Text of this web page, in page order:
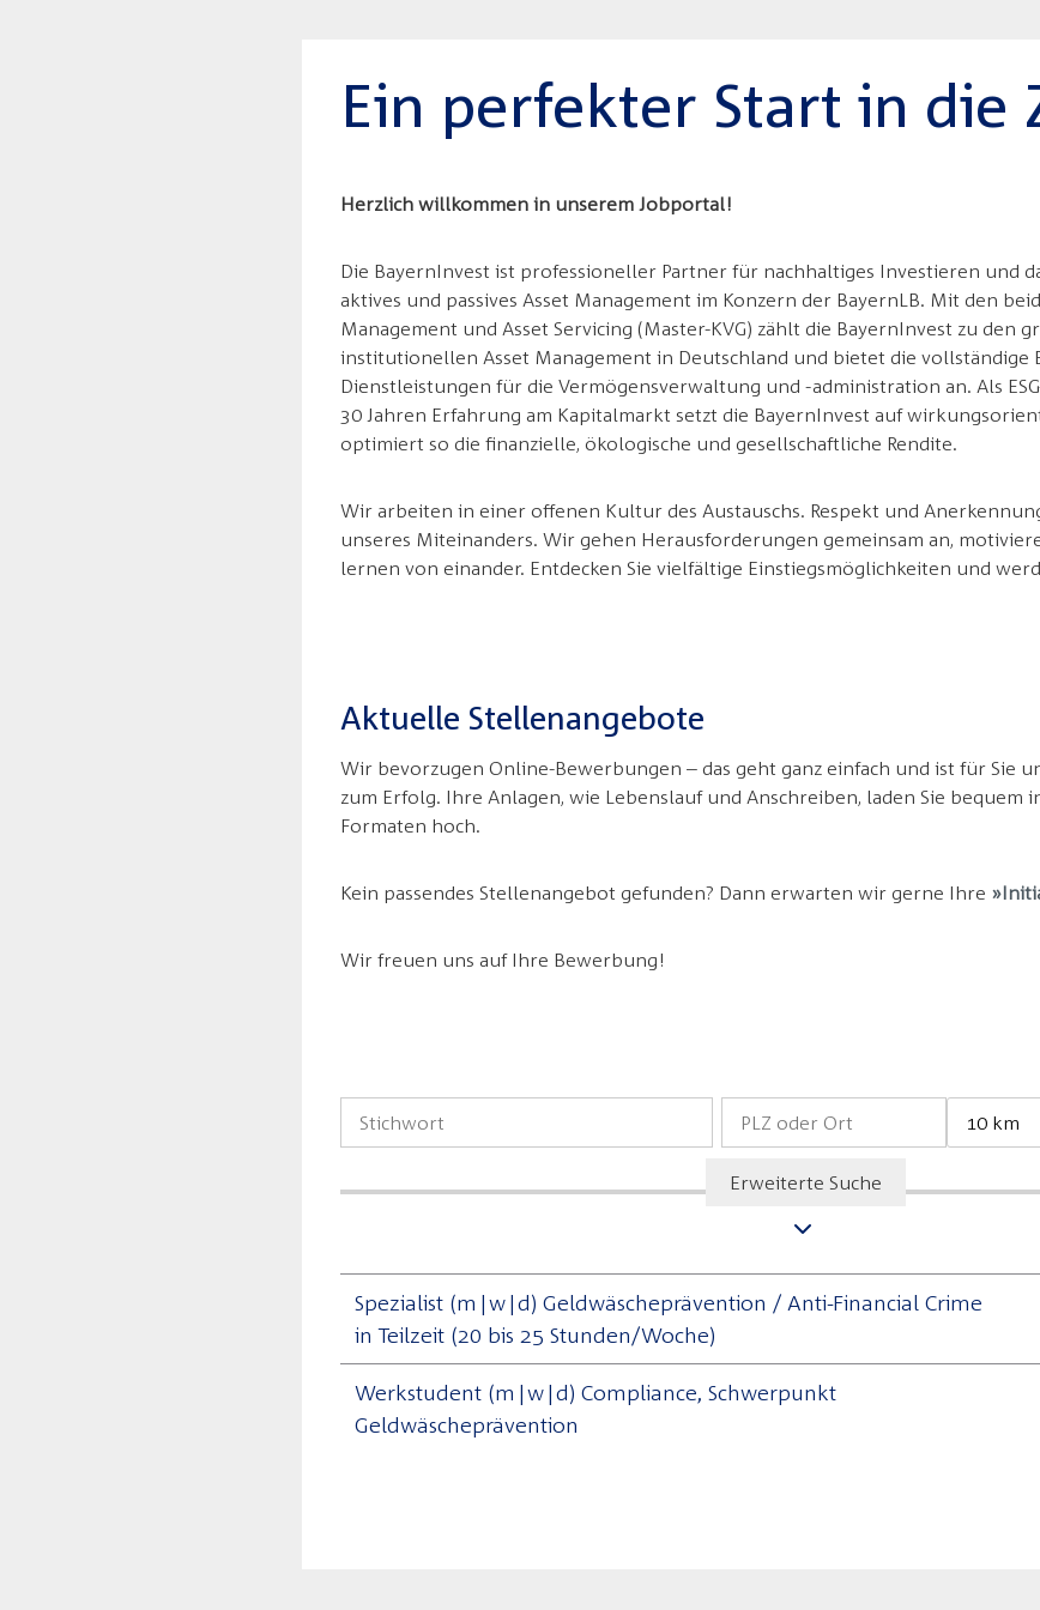
Ein perfekter Start in die
Herzlich willkommen in unserem Jobportal!
Die BayernInvest ist professioneller Partner für nachhaltiges Investieren und
aktives und passives Asset Management im Konzern der BayernLB. Mit den
Management und Asset Servicing (Master-KVG) zählt die BayernInvest zu den
institutionellen Asset Management in Deutschland und bietet die vollständige
Dienstleistungen für die Vermögensverwaltung und -administration an. Als
30 Jahren Erfahrung am Kapitalmarkt setzt die BayernInvest auf
optimiert so die finanzielle, ökologische und gesellschaftliche Rendite.
Wir arbeiten in einer offenen Kultur des Austauschs. Respekt und
unseres Miteinanders. Wir gehen Herausforderungen gemeinsam an,
lernen von einander. Entdecken Sie vielfältige Einstiegsmöglichkeiten und
Aktuelle Stellenangebote
Wir bevorzugen Online-Bewerbungen – das geht ganz einfach und ist für Sie
zum Erfolg. Ihre Anlagen, wie Lebenslauf und Anschreiben, laden Sie bequem
Formaten hoch.
Kein passendes Stellenangebot gefunden? Dann erwarten wir gerne Ihre
Wir freuen uns auf Ihre Bewerbung!
10 km
Erweiterte Suche
Spezialist (m|w|d) Geldwäscheprävention / Anti-Financial Crime
in Teilzeit (20 bis 25 Stunden/Woche)
Werkstudent (m|w|d) Compliance, Schwerpunkt
Geldwäscheprävention